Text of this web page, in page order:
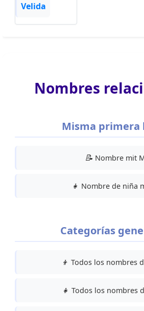
Velida
Nombres
Misma primera
📝 Nombre mit
👧 Nombre de niña
Categorías
👦 Todos los nombres
👧 Todos los nombres